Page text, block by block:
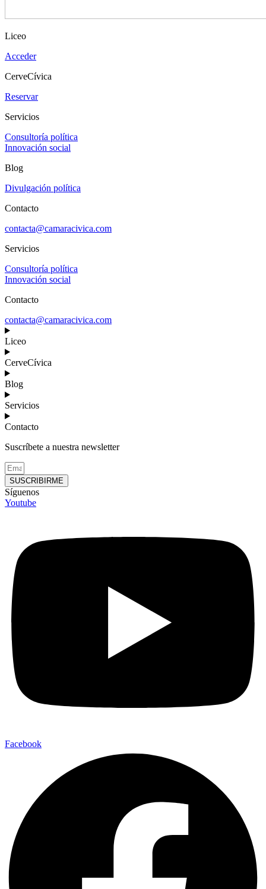
Liceo
Acceder
CerveCívica
Reservar
Servicios
Consultoría política
Innovación social
Blog
Divulgación política
Contacto
contacta@camaracivica.com
Servicios
Consultoría política
Innovación social
Contacto
contacta@camaracivica.com
Liceo
CerveCívica
Blog
Servicios
Contacto
Suscríbete a nuestra newsletter
SUSCRIBIRME
Síguenos
Youtube
Facebook